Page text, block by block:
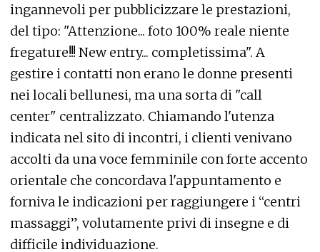
ingannevoli per pubblicizzare le prestazioni,
del tipo: "Attenzione... foto 100% reale niente
fregature!!! New entry... completissima". A
gestire i contatti non erano le donne presenti
nei locali bellunesi, ma una sorta di "call
center" centralizzato. Chiamando l'utenza
indicata nel sito di incontri, i clienti venivano
accolti da una voce femminile con forte accento
orientale che concordava l'appuntamento e
forniva le indicazioni per raggiungere i “centri
massaggi”, volutamente privi di insegne e di
difficile individuazione.